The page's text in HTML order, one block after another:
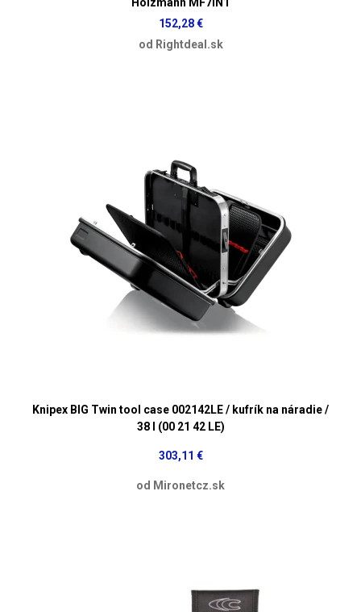
152,28 €
od Rightdeal.sk
Knipex BIG Twin tool case 002142LE / kufrík na náradie /
38 l (00 21 42 LE)
303,11 €
od Mironetcz.sk